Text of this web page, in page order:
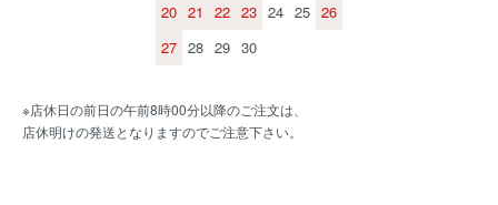
20 21 22 23 24 25 26
27 28 29 30
※店休日の前日の午前8時00分以降のご注文は、
店休明けの発送となりますのでご注意下さい。